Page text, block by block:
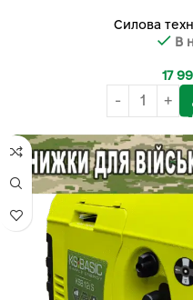
Силова
В
17